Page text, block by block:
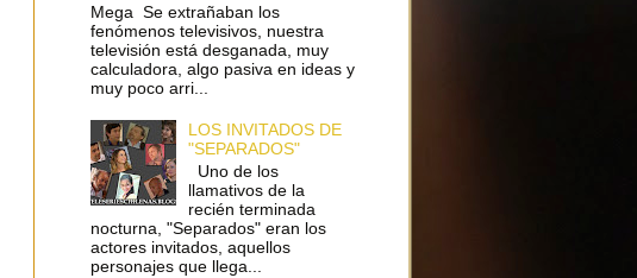
Mega Se extrañaban los
fenómenos televisivos, nuestra
televisión está desganada, muy
calculadora, algo pasiva en ideas y
muy poco arri...
LOS INVITADOS DE
"SEPARADOS"
Uno de los
llamativos de la
recién terminada
nocturna, "Separados" eran los
actores invitados, aquellos
personajes que llega...